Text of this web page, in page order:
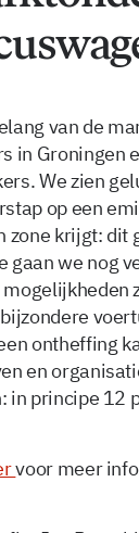
van de
in Groningen
We zien
op een
zone krijgt:
gaan we nog
ontheffing
en
in principe 12
voor meer